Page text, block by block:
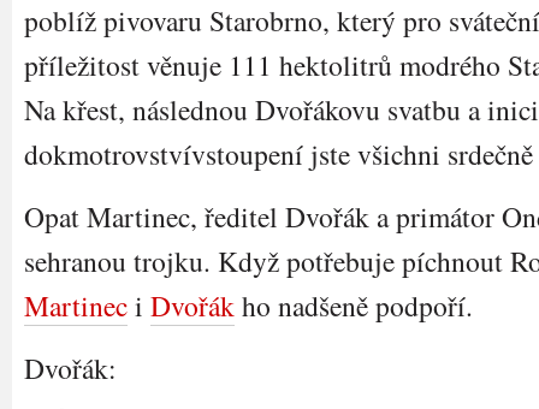
poblíž pivovaru Starobrno, který pro sváteční
příležitost věnuje 111 hektolitrů modrého
Na křest, následnou Dvořákovu svatbu a
dokmotrovstvívstoupení jste všichni
Opat Martinec, ředitel Dvořák a primátor
sehranou trojku. Když potřebuje píchnout
Martineci Dvořákho nadšeně podpoří.
Dvořák: